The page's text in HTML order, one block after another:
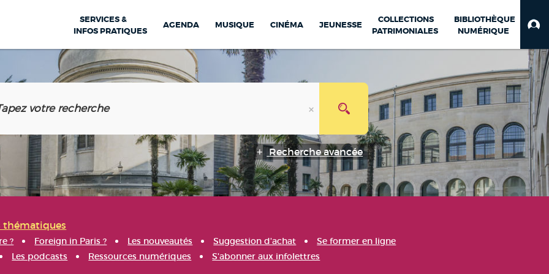
SERVICES &
INFOS PRATIQUES
AGENDA MUSIQUE CINÉMA JEUNESSE
COLLECTIONS
PATRIMONIALES
BIBLIOTHÈQUE
NUMÉRIQUE
Recherche avancée
thématiques
? Foreign in Paris ? Les nouveautés Suggestion d'achat
Se former en ligne
Les podcasts Ressources numériques S'abonner aux infolettres